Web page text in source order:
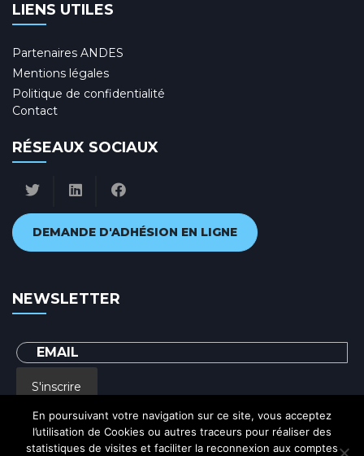
LIENS UTILES
Partenaires ANDES
Mentions légales
Politique de confidentialité
Contact
RÉSEAUX SOCIAUX
DEMANDE D'ADHÉSION EN LIGNE
NEWSLETTER
S'inscrire
En renseignant votre adresse email, vous acceptez de recevoir par courrier
electronique notre lettre d'information et vous prenez connaissance de notre
En poursuivant votre navigation sur ce site, vous acceptez
l’utilisation de Cookies ou autres traceurs pour réaliser des
statistiques de visites et faciliter la reconnexion aux comptes